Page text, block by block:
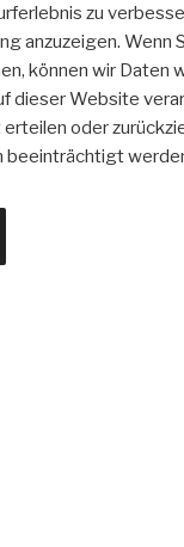
zu
anzuzeigen. Wenn
können wir Daten
dieser Website
oder
beeinträchtigt